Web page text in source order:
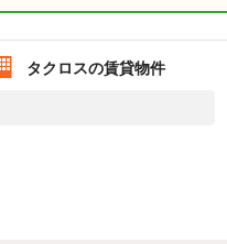
タクロスの賃貸物件